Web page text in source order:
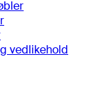
vedlikehold